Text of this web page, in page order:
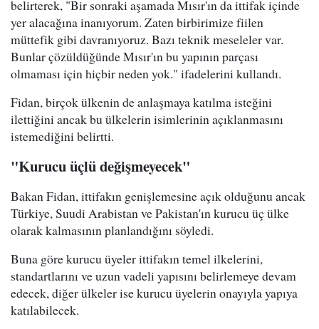
belirterek, "Bir sonraki aşamada Mısır'ın da ittifak içinde
yer alacağına inanıyorum. Zaten birbirimize fiilen
müttefik gibi davranıyoruz. Bazı teknik meseleler var.
Bunlar çözüldüğünde Mısır'ın bu yapının parçası
olmaması için hiçbir neden yok." ifadelerini kullandı.
Fidan, birçok ülkenin de anlaşmaya katılma isteğini
ilettiğini ancak bu ülkelerin isimlerinin açıklanmasını
istemediğini belirtti.
"Kurucu üçlü değişmeyecek"
Bakan Fidan, ittifakın genişlemesine açık olduğunu ancak
Türkiye, Suudi Arabistan ve Pakistan'ın kurucu üç ülke
olarak kalmasının planlandığını söyledi.
Buna göre kurucu üyeler ittifakın temel ilkelerini,
standartlarını ve uzun vadeli yapısını belirlemeye devam
edecek, diğer ülkeler ise kurucu üyelerin onayıyla yapıya
katılabilecek.